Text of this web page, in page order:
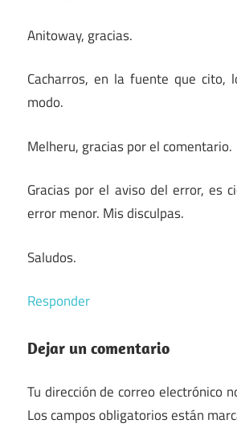
Anitoway, gracias.
Cacharros, en la fuente que cito,
modo.
Melheru, gracias por el comentario.
Gracias por el aviso del error, es
error menor. Mis disculpas.
Saludos.
Responder
Dejar un comentario
Tu dirección de correo electrónico
Los campos obligatorios están